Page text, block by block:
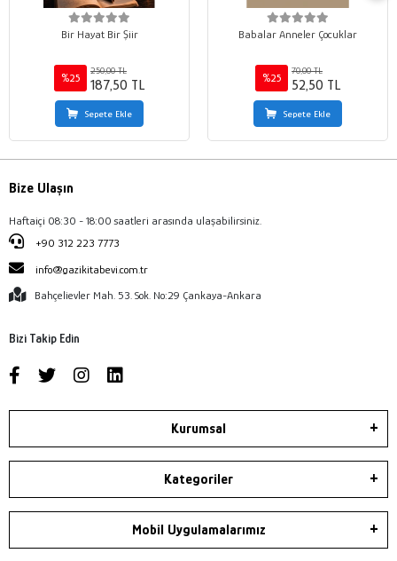
Bir Hayat Bir Şiir
%25
250,00 TL
187,50 TL
Sepete Ekle
Babalar Anneler Çocuklar
%25
70,00 TL
52,50 TL
Sepete Ekle
Bize Ulaşın
Haftaiçi 08:30 - 18:00 saatleri arasında ulaşabilirsiniz.
+90 312 223 7773
info@gazikitabevi.com.tr
Bahçelievler Mah. 53. Sok. No:29 Çankaya-Ankara
Bizi Takip Edin
Kurumsal
Kategoriler
Mobil Uygulamalarımız